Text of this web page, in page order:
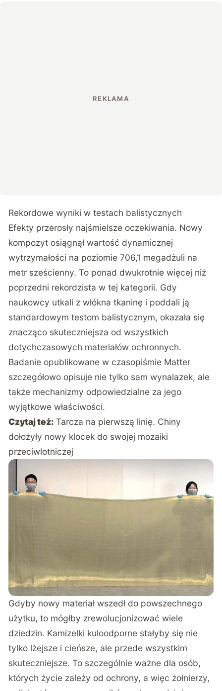
Rekordowe wyniki w testach balistycznych
Efekty przerosły najśmielsze oczekiwania. Nowy
kompozyt osiągnął wartość dynamicznej
wytrzymałości na poziomie 706,1 megadżuli na
metr sześcienny. To ponad dwukrotnie więcej niż
poprzedni rekordzista w tej kategorii. Gdy
naukowcy utkali z włókna tkaninę i poddali ją
standardowym testom balistycznym, okazała się
znacząco skuteczniejsza od wszystkich
dotychczasowych materiałów ochronnych.
Badanie opublikowane w czasopiśmie Matter
szczegółowo opisuje nie tylko sam wynalazek, ale
także mechanizmy odpowiedzialne za jego
wyjątkowe właściwości.
Czytaj też: Tarcza na pierwszą linię. Chiny
dołożyły nowy klocek do swojej mozaiki
przeciwlotniczej
Gdyby nowy materiał wszedł do powszechnego
użytku, to mógłby zrewolucjonizować wiele
dziedzin. Kamizelki kuloodporne stałyby się nie
tylko lżejsze i cieńsze, ale przede wszystkim
skuteczniejsze. To szczególnie ważne dla osób,
których życie zależy od ochrony, a więc żołnierzy,